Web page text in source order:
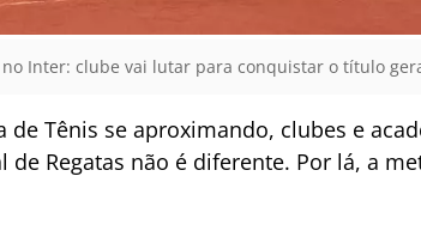
Inter: clube vai lutar para conquistar o título
Tênis se aproximando, clubes e
Regatas não é diferente. Por lá, a